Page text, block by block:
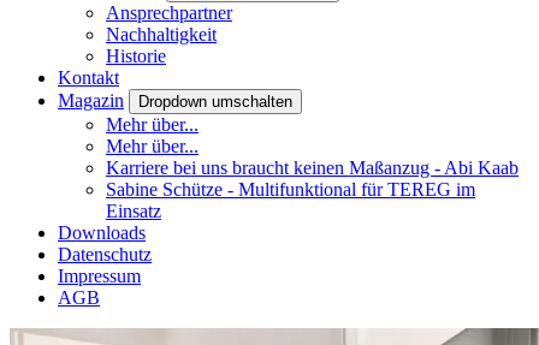
Ansprechpartner
Nachhaltigkeit
Historie
Kontakt
Magazin
Dropdown umschalten
Mehr über...
Mehr über...
Karriere bei uns braucht keinen Maßanzug - Abi Kaab
Sabine Schütze - Multifunktional für TEREG im
Einsatz
Downloads
Datenschutz
Impressum
AGB